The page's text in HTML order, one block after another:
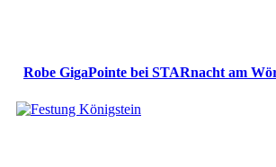
Robe GigaPointe bei STARnacht am